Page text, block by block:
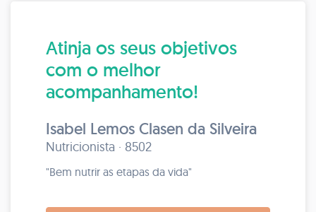
Atinja os seus objetivos
com o melhor
acompanhamento!
Isabel Lemos Clasen da Silveira
Nutricionista · 8502
"Bem nutrir as etapas da vida"